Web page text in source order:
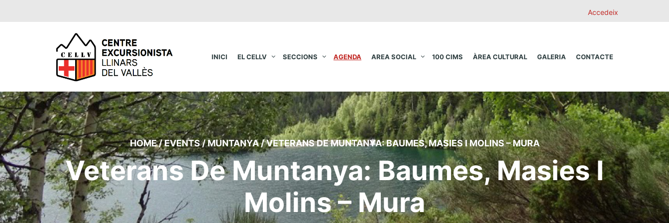
Accedeix
INICI EL CELLV SECCIONS AGENDA AREA SOCIAL 100 CIMS ÀREA CULTURAL GALERIA CONTACTE
HOME/EVENTS/MUNTANYA/VETERANS DE MUNTANYA: BAUMES, MASIES I MOLINS – MURA
Veterans De Muntanya: Baumes, Masies I
Molins – Mura